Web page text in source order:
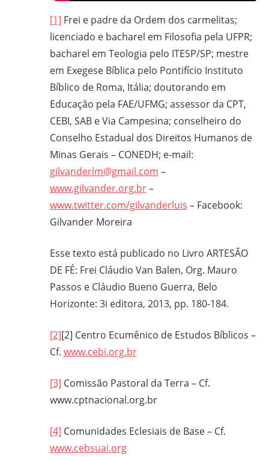
[1] Frei e padre da Ordem dos carmelitas;
licenciado e bacharel em Filosofia pela UFPR;
bacharel em Teologia pelo ITESP/SP; mestre
em Exegese Bíblica pelo Pontifício Instituto
Bíblico de Roma, Itália; doutorando em
Educação pela FAE/UFMG; assessor da CPT,
CEBI, SAB e Via Campesina; conselheiro do
Conselho Estadual dos Direitos Humanos de
Minas Gerais – CONEDH; e-mail:
gilvanderlm@gmail.com –
www.gilvander.org.br–
www.twitter.com/gilvanderluis – Facebook:
Gilvander Moreira
Esse texto está publicado no Livro ARTESÃO
DE FÉ: Frei Cláudio Van Balen, Org. Mauro
Passos e Cláudio Bueno Guerra, Belo
Horizonte: 3i editora, 2013, pp. 180-184.
[2][2] Centro Ecumênico de Estudos Bíblicos –
Cf. www.cebi.org.br
[3] Comissão Pastoral da Terra – Cf.
www.cptnacional.org.br
[4] Comunidades Eclesiais de Base – Cf.
www.cebsuai.org